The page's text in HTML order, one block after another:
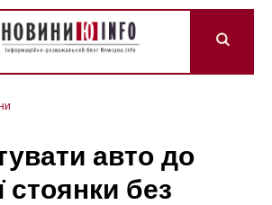
авто до
стоянки без